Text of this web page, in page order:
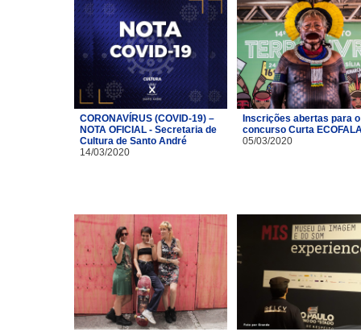
CORONAVÍRUS (COVID-19) –
NOTA OFICIAL - Secretaria de
Cultura de Santo André
14/03/2020
Inscrições abertas para o
concurso Curta
05/03/2020